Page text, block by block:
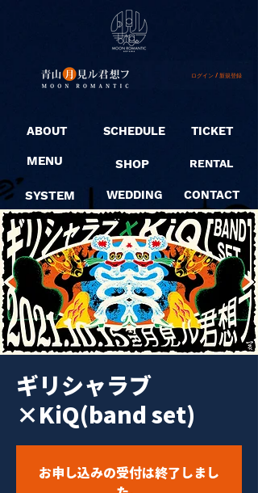
ログイン / 新規登録
ABOUT
MENU
SYSTEM
SCHEDULE
SHOP
WEDDING
TICKET
RENTAL
CONTACT
ギリシャラブ
×KiQ(band set)
お申し込みの受付は終了しまし